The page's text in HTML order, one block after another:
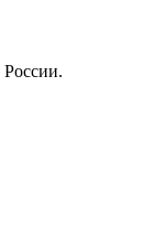
России.